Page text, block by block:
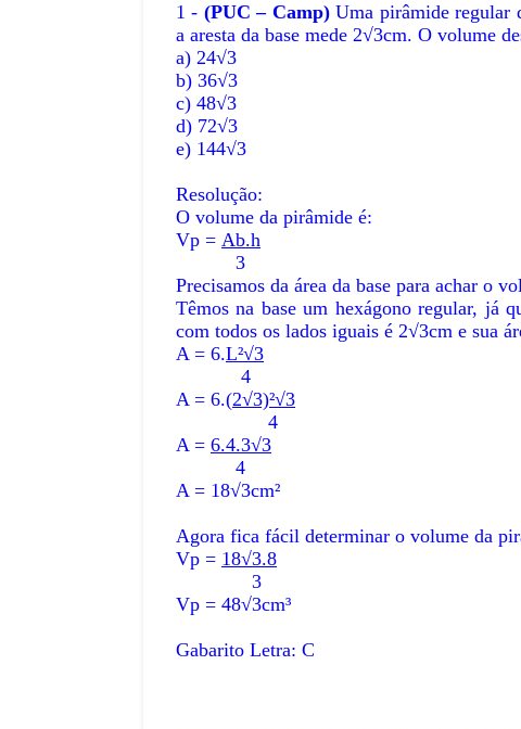
1 - (PUC – Camp)Uma pirâmide regular
a aresta da base mede 2√3cm. O volume
a) 24√3
b) 36√3
c) 48√3
d) 72√3
e) 144√3
Resolução:
O volume da pirâmide é:
Vp = Ab.h
3
Precisamos da área da base para achar o
Têmos na base um hexágono regular, já
com todos os lados iguais é 2√3cm e sua
A = 6.L²√3
4
A = 6.(2√3)²√3
4
A = 6.4.3√3
4
A = 18√3cm²
Agora fica fácil determinar o volume da
Vp = 18√3.8
3
Vp = 48√3cm³
Gabarito Letra: C